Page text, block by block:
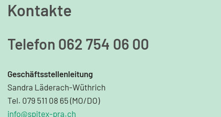
Kontakte
Telefon 062 754 06 00
Geschäftsstellenleitung
Sandra Läderach-Wüthrich
Tel. 079 511 08 65 (MO/DO)
info@spitex-pra.ch